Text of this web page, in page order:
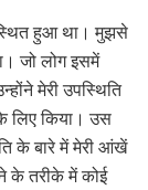
हुआ था। मुझसे
जो लोग इसमें
मेरी उपस्थिति
लिए किया। उस
के बारे में मेरी आंखें
के तरीके में कोई